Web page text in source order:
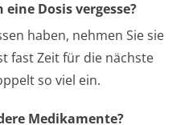
Dosis vergesse?
haben, nehmen Sie sie
fast Zeit für die nächste
so viel ein.
Medikamente?